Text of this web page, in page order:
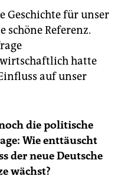
Geschichte für unser
schöne Referenz.
hatte
auf unser
die politische
Wie enttäuscht
der neue Deutsche
wächst?